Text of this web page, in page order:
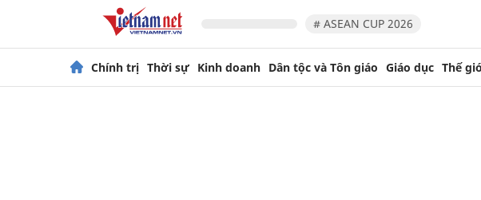
# ASEAN CUP 2026
Chính trị Thời sự Kinh doanh Dân tộc và Tôn giáo Giáo dục Thế